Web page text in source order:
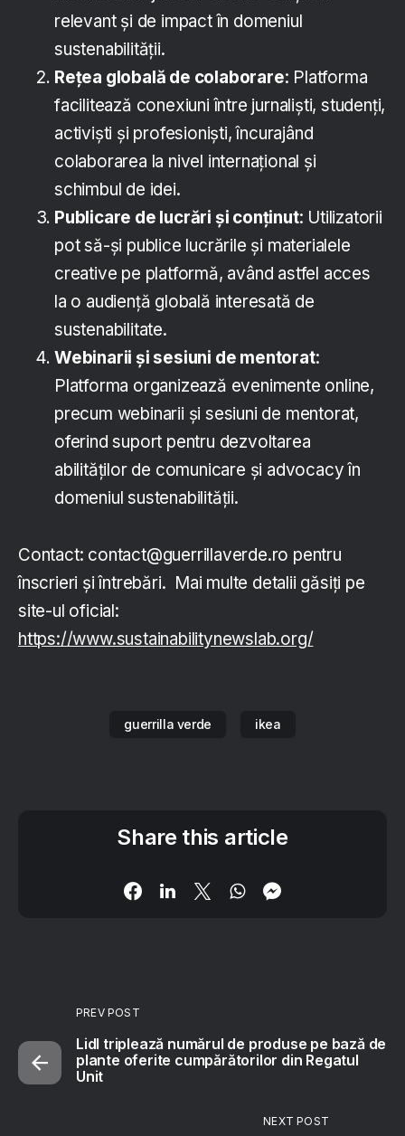
relevant și de impact în domeniul
sustenabilității.
Rețea globală de colaborare: Platforma
facilitează conexiuni între jurnaliști, studenți,
activiști și profesioniști, încurajând
colaborarea la nivel internațional și
schimbul de idei.
Publicare de lucrări și conținut: Utilizatorii
pot să-și publice lucrările și materialele
creative pe platformă, având astfel acces
la o audiență globală interesată de
sustenabilitate.
Webinarii și sesiuni de mentorat:
Platforma organizează evenimente online,
precum webinarii și sesiuni de mentorat,
oferind suport pentru dezvoltarea
abilităților de comunicare și advocacy în
domeniul sustenabilității.
Contact: contact@guerrillaverde.ro pentru
înscrieri și întrebări. Mai multe detalii găsiți pe
site-ul oficial:
https://www.sustainabilitynewslab.org/
guerrilla verde ikea
Share this article
PREV POST
Lidl triplează numărul de produse pe bază de
plante oferite cumpărătorilor din Regatul
Unit
NEXT POST